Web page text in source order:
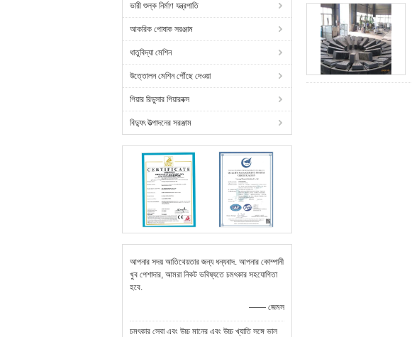
ভারী শুল্ক নির্মাণ যন্ত্রপাতি
আকরিক পোষাক সরঞ্জাম
ধাতুবিদ্যা মেশিন
উত্তোলন মেশিন পৌঁছে দেওয়া
গিয়ার রিডুসার গিয়ারবক্স
বিদ্যুৎ উত্পাদনের সরঞ্জাম
আপনার সদয় আতিথেয়তার জন্য ধন্যবাদ. আপনার কোম্পানী
খুব পেশাদার, আমরা নিকট ভবিষ্যতে চমৎকার সহযোগিতা
হবে.
—— জেমস
চমৎকার সেবা এবং উচ্চ মানের এবং উচ্চ খ্যাতি সঙ্গে ভাল